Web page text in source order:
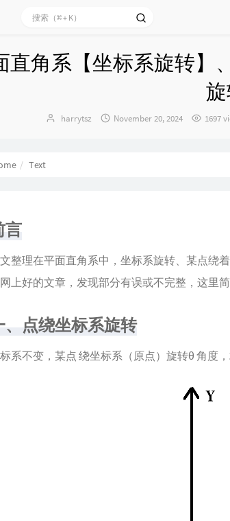
直角系【坐标系旋转】
旋
Author：
harrytsz
发
November 20, 2024 1697
Text
言
整理在平面直角系中，坐标系旋转、某点绕
上好的文章，发现部分有误或不完整，这里简
、点绕坐标系旋转
系不变，某点 绕坐标系（原点）旋转θ 角度